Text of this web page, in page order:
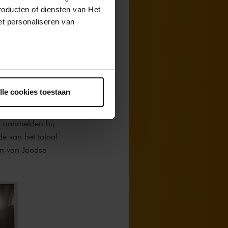
of diensten van Het
personaliseren van
cookies toestaan
de
vijftien
aanmelden bij
van het totaal
van Joodse